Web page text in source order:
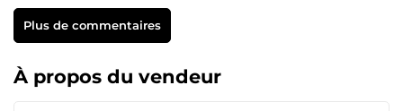
Plus de commentaires
À propos du vendeur